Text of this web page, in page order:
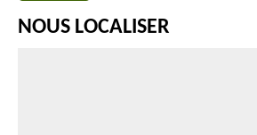
NOUS LOCALISER